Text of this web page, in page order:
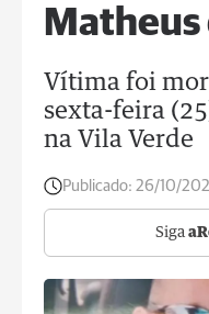
Matheus
Vítima foi
sexta-feira
na Vila Verde
Publicado: 26/10/
Siga